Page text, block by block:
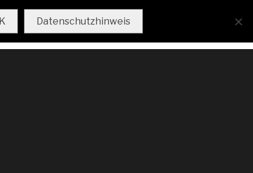
AKTUELL
Datenschutzhinweis